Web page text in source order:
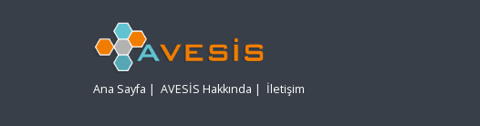
Ana Sayfa | AVESİS Hakkında | İletişim